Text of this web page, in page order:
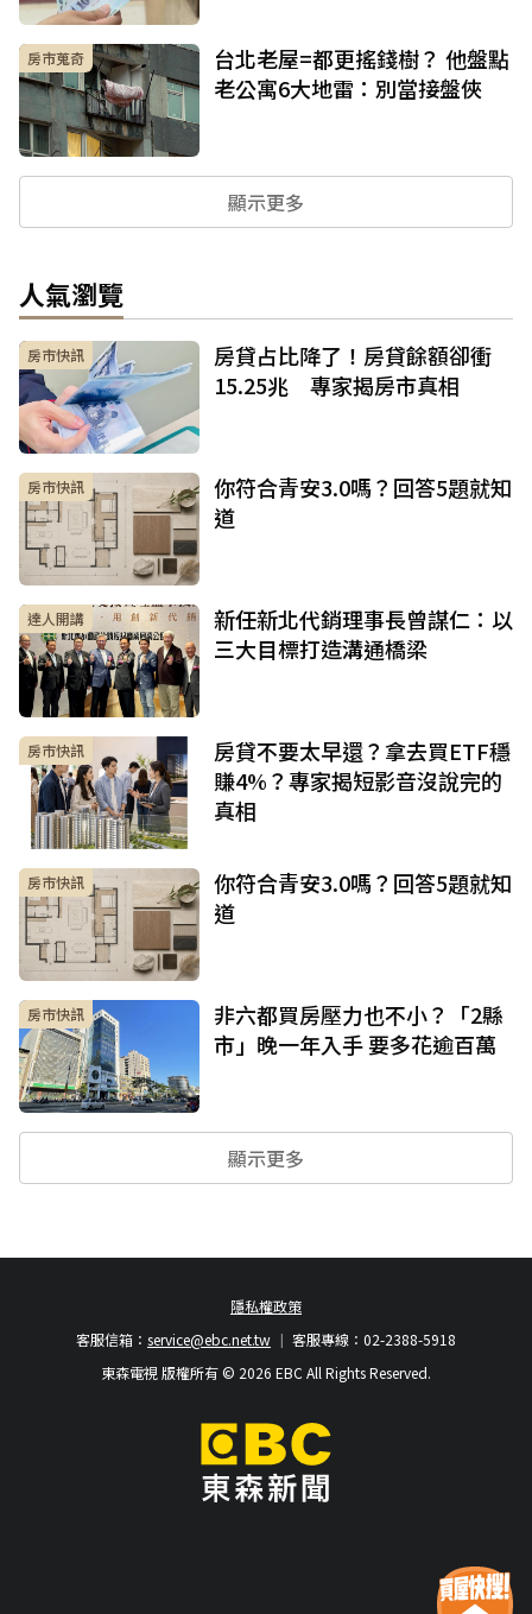
房市蒐奇
台北老屋=都更搖錢樹？ 他盤點
老公寓6大地雷：別當接盤俠
顯示更多
人氣瀏覽
房市快訊
房貸占比降了！房貸餘額卻衝
15.25兆 專家揭房市真相
房市快訊
你符合青安3.0嗎？回答5題就知
道
達人開講
新任新北代銷理事長曾謀仁：以
三大目標打造溝通橋梁
房市快訊
房貸不要太早還？拿去買ETF穩
賺4%？專家揭短影音沒說完的
真相
房市快訊
你符合青安3.0嗎？回答5題就知
道
房市快訊
非六都買房壓力也不小？「2縣
市」晚一年入手 要多花逾百萬
顯示更多
隱私權政策
客服專線：02-2388-5918
客服信箱： service@ebc.net.tw
東森電視 版權所有 © 2026 EBC All Rights Reserved.